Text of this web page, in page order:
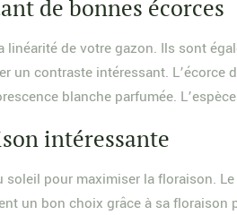
de bonnes écorces
de votre gazon. Ils sont
un contraste intéressant. L’écorce
blanche parfumée.
intéressante
soleil pour maximiser la floraison.
un bon choix grâce à sa